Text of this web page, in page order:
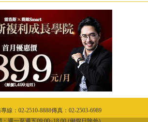
線：02-2510-8888傳真：02-2503-6989